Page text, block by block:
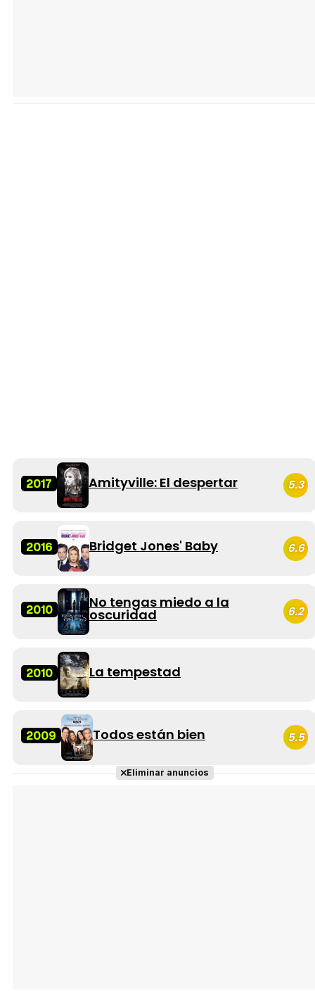
2017 Amityville: El despertar 5.3
2016 Bridget Jones' Baby 6.6
2010 No tengas miedo a la
oscuridad 6.2
2010 La tempestad
2009 Todos están bien 5.5
Eliminar anuncios